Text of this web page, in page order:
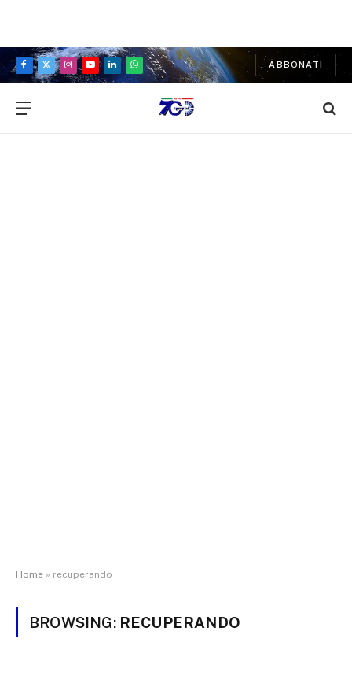
Facebook
X
Instagram
YouTubeLinkedInWhatsApp
ABBONATI
Home » recuperando
BROWSING: RECUPERANDO